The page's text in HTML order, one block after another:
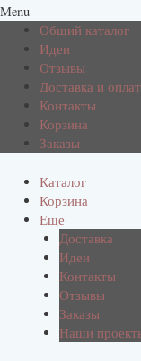
Menu
Общий каталог
Идеи
Отзывы
Доставка и
Контакты
Корзина
Заказы
Каталог
Корзина
Еще
Доставка
Идеи
Контакты
Отзывы
Заказы
Наши